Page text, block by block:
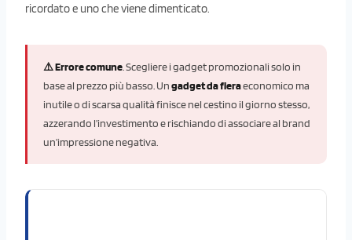
ricordato e uno che viene dimenticato.
⚠️ Errore comune . Scegliere i gadget promozionali solo in
base al prezzo più basso. Ungadget da fieraeconomico ma
inutile o di scarsa qualità finisce nel cestino il giorno stesso,
azzerando l’investimento e rischiando di associare al brand
un’impressione negativa.